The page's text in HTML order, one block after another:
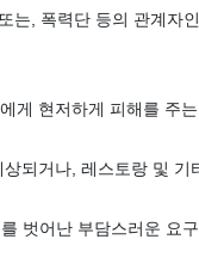
는, 폭력단 등의 관계자
게 현저하게 피해를 주는
되거나, 레스토랑 및
벗어난 부담스러운 요